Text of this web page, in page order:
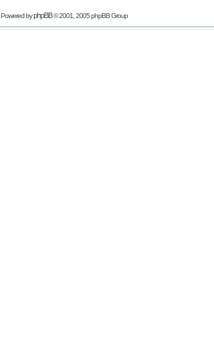
Powered byphpBB© 2001, 2005 phpBB Group